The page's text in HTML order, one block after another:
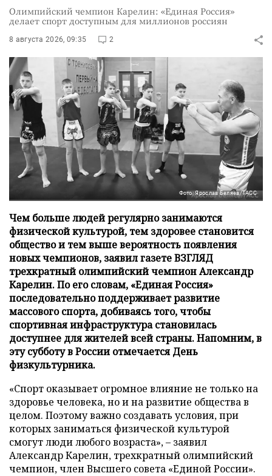
Олимпийский чемпион Карелин: «Единая Россия»
делает спорт доступным для миллионов россиян
8 августа 2026, 09:35 2
Фото: Ярослав Беляев/ТАСС
Чем больше людей регулярно занимаются
физической культурой, тем здоровее становится
общество и тем выше вероятность появления
новых чемпионов, заявил газете ВЗГЛЯД
трехкратный олимпийский чемпион Александр
Карелин. По его словам, «Единая Россия»
последовательно поддерживает развитие
массового спорта, добиваясь того, чтобы
спортивная инфраструктура становилась
доступнее для жителей всей страны. Напомним, в
эту субботу в России отмечается День
физкультурника.
«Спорт оказывает огромное влияние не только на
здоровье человека, но и на развитие общества в
целом. Поэтому важно создавать условия, при
которых заниматься физической культурой
смогут люди любого возраста», – заявил
Александр Карелин, трехкратный олимпийский
чемпион, член Высшего совета «Единой России».